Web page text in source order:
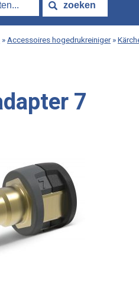
»Accessoires hogedrukreiniger»
7